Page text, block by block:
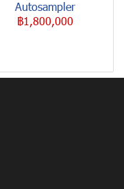
Autosampler
฿1,800,000